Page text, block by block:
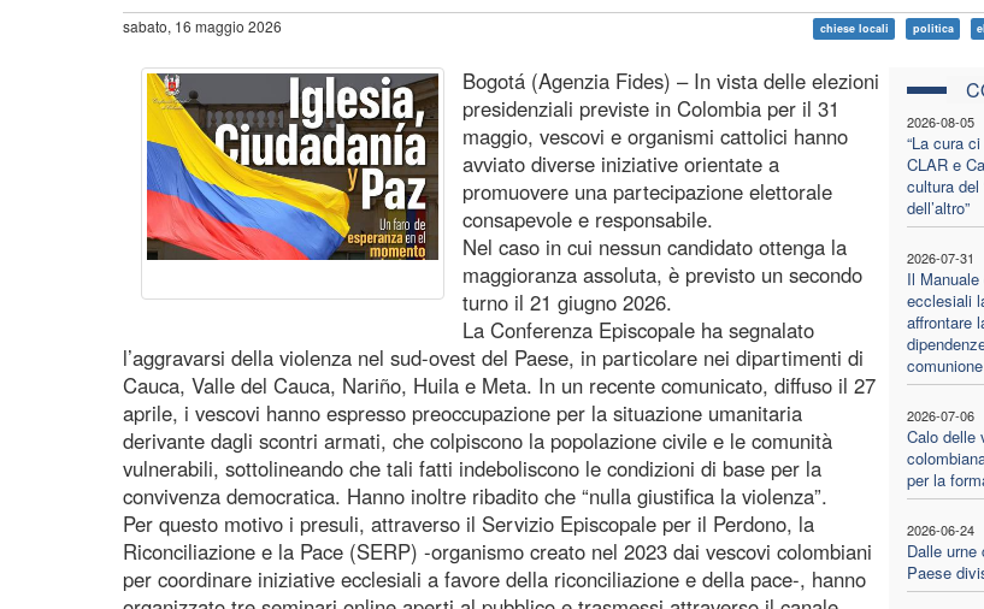
sabato, 16 maggio 2026 chiese locali politica
2026-08-05
“La cura
CLAR e
cultura del
dell’altro”
2026-07-31
Il
ecclesiali
affrontare
comunione
2026-07-06
Calo delle
per la
2026-06-24
Dalle urne
Paese
Bogotá (Agenzia Fides) – In vista delle elezioni
presidenziali previste in Colombia per il 31
maggio, vescovi e organismi cattolici hanno
avviato diverse iniziative orientate a
promuovere una partecipazione elettorale
consapevole e responsabile.
Nel caso in cui nessun candidato ottenga la
maggioranza assoluta, è previsto un secondo
turno il 21 giugno 2026.
La Conferenza Episcopale ha segnalato
l’aggravarsi della violenza nel sud-ovest del Paese, in particolare nei dipartimenti di
Cauca, Valle del Cauca, Nariño, Huila e Meta. In un recente comunicato, diffuso il 27
aprile, i vescovi hanno espresso preoccupazione per la situazione umanitaria
derivante dagli scontri armati, che colpiscono la popolazione civile e le comunità
vulnerabili, sottolineando che tali fatti indeboliscono le condizioni di base per la
convivenza democratica. Hanno inoltre ribadito che “nulla giustifica la violenza”.
Per questo motivo i presuli, attraverso il Servizio Episcopale per il Perdono, la
Riconciliazione e la Pace (SERP) -organismo creato nel 2023 dai vescovi colombiani
per coordinare iniziative ecclesiali a favore della riconciliazione e della pace-, hanno